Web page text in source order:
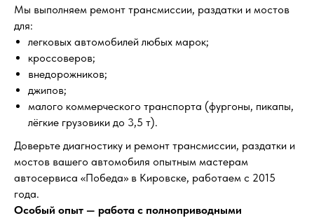
Мы выполняем ремонт трансмиссии, раздатки и мостов
для:
легковых автомобилей любых марок;
кроссоверов;
внедорожников;
джипов;
малого коммерческого транспорта (фургоны, пикапы,
лёгкие грузовики до 3,5 т).
Доверьте диагностику и ремонт трансмиссии, раздатки и
мостов вашего автомобиля опытным мастерам
автосервиса «Победа» в Кировске, работаем с 2015
года.
Особый опыт — работа с полноприводными